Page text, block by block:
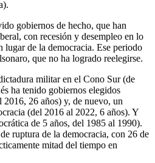
gobiernos de hecho, que han
con recesión y desempleo en lo
lugar de la democracia. Ese periodo
que no ha logrado reelegirse.
militar en el Cono Sur (de
ha tenido gobiernos elegidos
26 años) y, de nuevo, un
(del 2016 al 2022, 6 años). Y
de 5 años, del 1985 al 1990).
ruptura de la democracia, con 26 de
mitad del tiempo en